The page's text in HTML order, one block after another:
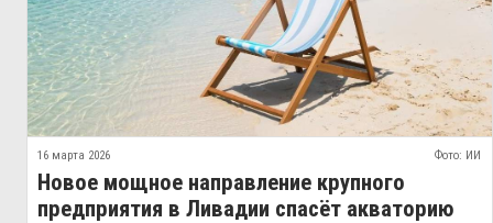
16 марта 2026 Фото: ИИ
Новое мощное направление крупного
предприятия в Ливадии спасёт акваторию